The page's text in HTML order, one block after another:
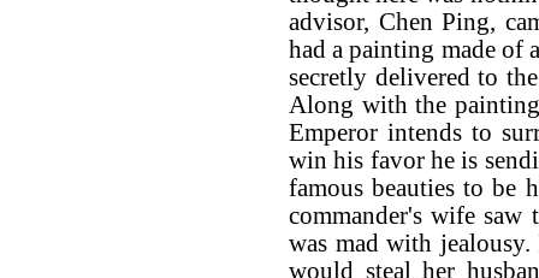
advisor, Chen Ping,
had a painting made of
secretly delivered to
Along with the
Emperor intends to
win his favor he is
famous beauties to be
commander's wife saw
was mad with
would steal her